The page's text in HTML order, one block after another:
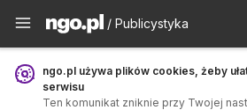
Publicystyka - ngo.pl
/ Publicystyka
ngo.pl używa plików cookies, żeby
serwisu
Ten komunikat zniknie przy Twojej